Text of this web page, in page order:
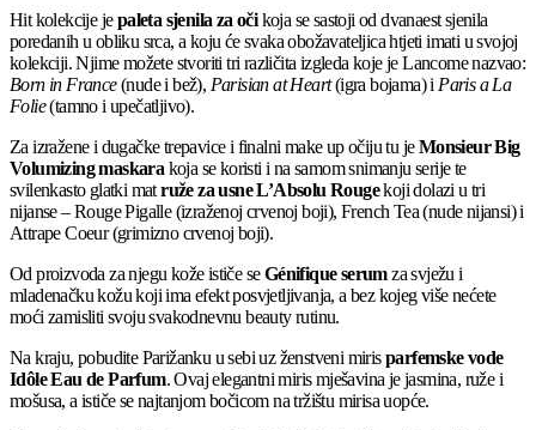
Hit kolekcije jepaleta sjenila za očikoja se sastoji od dvanaest sjenila
poredanih u obliku srca, a koju će svaka obožavateljica htjeti imati u svojoj
kolekciji. Njime možete stvoriti tri različita izgleda koje je Lancome nazvao:
Born in France(nude i bež), Parisian at Heart(igra bojama) i Paris a La
Folie(tamno i upečatljivo).
Za izražene i dugačke trepavice i finalni make up očiju tu jeMonsieur Big
Volumizing maskara koja se koristi i na samom snimanju serije te
svilenkasto glatki matruže za usne L’Absolu Rougekoji dolazi u tri
nijanse – Rouge Pigalle (izraženoj crvenoj boji), French Tea (nude nijansi) i
Attrape Coeur (grimizno crvenoj boji).
Od proizvoda za njegu kože ističe seGénifique serumza svježu i
mladenačku kožu koji ima efekt posvjetljivanja, a bez kojeg više nećete
moći zamisliti svoju svakodnevnu beauty rutinu.
Na kraju, pobudite Parižanku u sebi uz ženstveni mirisparfemske vode
Idôle Eau de Parfum. Ovaj elegantni miris mješavina je jasmina, ruže i
mošusa, a ističe se najtanjom bočicom na tržištu mirisa uopće.